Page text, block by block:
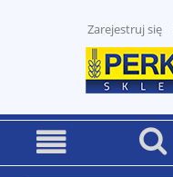
Zarejestruj się